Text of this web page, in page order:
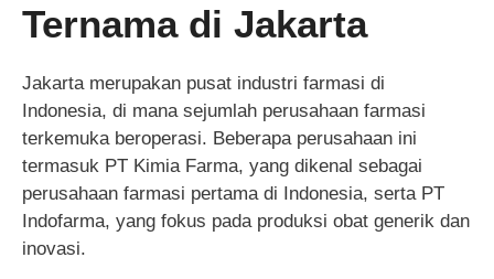
Ternama di Jakarta
Jakarta merupakan pusat industri farmasi di
Indonesia, di mana sejumlah perusahaan farmasi
terkemuka beroperasi. Beberapa perusahaan ini
termasuk PT Kimia Farma, yang dikenal sebagai
perusahaan farmasi pertama di Indonesia, serta PT
Indofarma, yang fokus pada produksi obat generik dan
inovasi.